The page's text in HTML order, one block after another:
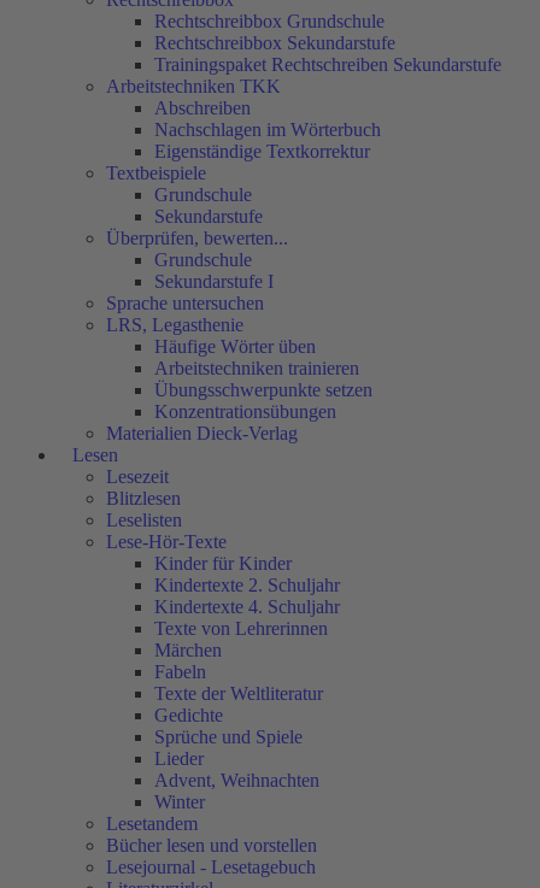
Rechtschreibbox Grundschule
Rechtschreibbox Sekundarstufe
Trainingspaket Rechtschreiben Sekundarstufe
Arbeitstechniken TKK
Abschreiben
Nachschlagen im Wörterbuch
Eigenständige Textkorrektur
Textbeispiele
Grundschule
Sekundarstufe
Überprüfen, bewerten...
Grundschule
Sekundarstufe I
Sprache untersuchen
LRS, Legasthenie
Häufige Wörter üben
Arbeitstechniken trainieren
Übungsschwerpunkte setzen
Konzentrationsübungen
Materialien Dieck-Verlag
Lesen
Lesezeit
Blitzlesen
Leselisten
Lese-Hör-Texte
Kinder für Kinder
Kindertexte 2. Schuljahr
Kindertexte 4. Schuljahr
Texte von Lehrerinnen
Märchen
Fabeln
Texte der Weltliteratur
Gedichte
Sprüche und Spiele
Lieder
Advent, Weihnachten
Winter
Lesetandem
Bücher lesen und vorstellen
Lesejournal - Lesetagebuch